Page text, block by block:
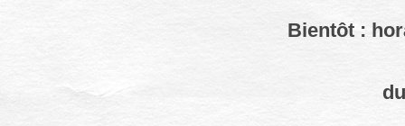
Bientôt :